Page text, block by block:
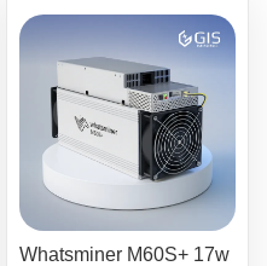
Whatsminer M60S+ 17w